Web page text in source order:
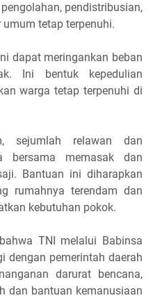
pendistribusian,
tetap terpenuhi.
dapat meringankan beban
Ini bentuk kepedulian
warga tetap terpenuhi di
sejumlah relawan dan
bersama memasak dan
Bantuan ini diharapkan
rumahnya terendam dan
kebutuhan pokok.
TNI melalui Babinsa
dengan pemerintah daerah
darurat bencana,
dan bantuan kemanusiaan